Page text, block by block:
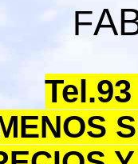
F